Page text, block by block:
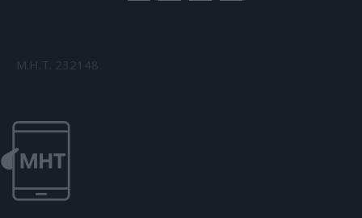
Μ.Η.Τ. 232148